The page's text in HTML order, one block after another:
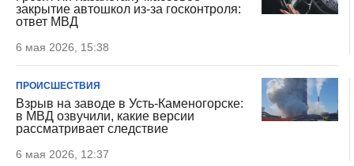
закрытие автошкол из-за госконтроля:
ответ МВД
6 мая 2026, 15:38
ПРОИСШЕСТВИЯ
Взрыв на заводе в Усть-Каменогорске:
в МВД озвучили, какие версии
рассматривает следствие
6 мая 2026, 12:37